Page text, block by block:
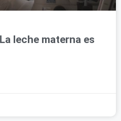
leche materna es